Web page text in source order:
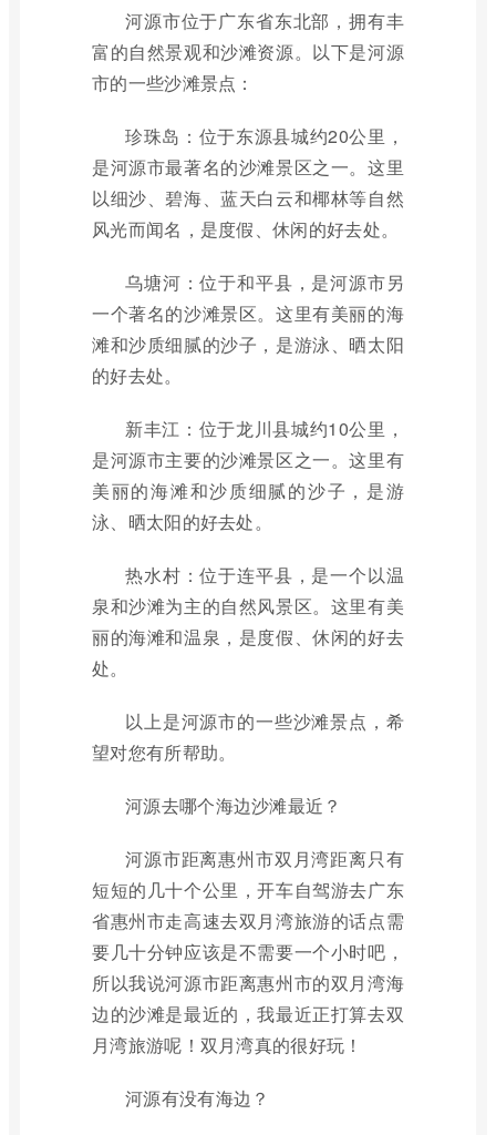
河源市位于广东省东北部，拥有丰
富的自然景观和沙滩资源。以下是河源
市的一些沙滩景点：
珍珠岛：位于东源县城约20公里，
是河源市最著名的沙滩景区之一。这里
以细沙、碧海、蓝天白云和椰林等自然
风光而闻名，是度假、休闲的好去处。
乌塘河：位于和平县，是河源市另
一个著名的沙滩景区。这里有美丽的海
滩和沙质细腻的沙子，是游泳、晒太阳
的好去处。
新丰江：位于龙川县城约10公里，
是河源市主要的沙滩景区之一。这里有
美丽的海滩和沙质细腻的沙子，是游
泳、晒太阳的好去处。
热水村：位于连平县，是一个以温
泉和沙滩为主的自然风景区。这里有美
丽的海滩和温泉，是度假、休闲的好去
处。
以上是河源市的一些沙滩景点，希
望对您有所帮助。
河源去哪个海边沙滩最近？
河源市距离惠州市双月湾距离只有
短短的几十个公里，开车自驾游去广东
省惠州市走高速去双月湾旅游的话点需
要几十分钟应该是不需要一个小时吧，
所以我说河源市距离惠州市的双月湾海
边的沙滩是最近的，我最近正打算去双
月湾旅游呢！双月湾真的很好玩！
河源有没有海边？